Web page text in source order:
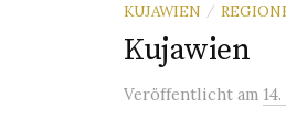
KUJAWIEN /
Kujawien
Veröffentlicht am